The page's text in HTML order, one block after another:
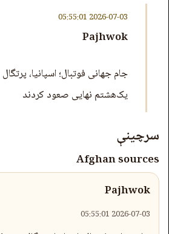
2026-07-03 05:55:01
Pajhwok
جام جهانی فوتبال؛ اسپانیا،
یک‌هشتم نهایی صعود کردند
سرچینې
Afghan sources
Pajhwok
2026-07-03 05:55:01